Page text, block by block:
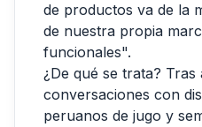
de productos va de la
de nuestra propia
funcionales".
¿De qué se trata? Tras
conversaciones con
peruanos de jugo y